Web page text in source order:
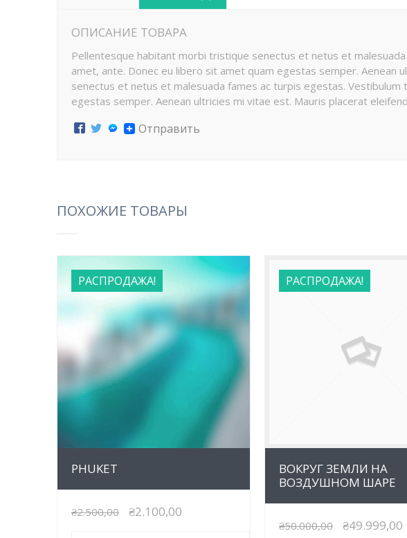
ОПИСАНИЕ ТОВАРА
Pellentesque habitant morbi tristique senectus et netus et
amet, ante. Donec eu libero sit amet quam egestas semper.
senectus et netus et malesuada fames ac turpis egestas.
egestas semper. Aenean ultricies mi vitae est. Mauris placerat
Отправить
ПОХОЖИЕ ТОВАРЫ
РАСПРОДАЖА!
PHUKET
₴2.500,00 ₴2.100,00
РАСПРОДАЖА!
ВОКРУГ ЗЕМЛИ НА
ВОЗДУШНОМ ШАРЕ
₴50.000,00 ₴49.999,00